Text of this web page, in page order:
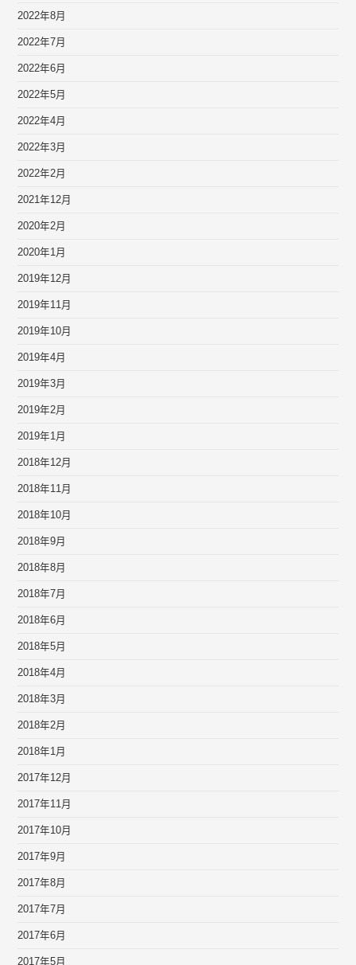
2022年8月
2022年7月
2022年6月
2022年5月
2022年4月
2022年3月
2022年2月
2021年12月
2020年2月
2020年1月
2019年12月
2019年11月
2019年10月
2019年4月
2019年3月
2019年2月
2019年1月
2018年12月
2018年11月
2018年10月
2018年9月
2018年8月
2018年7月
2018年6月
2018年5月
2018年4月
2018年3月
2018年2月
2018年1月
2017年12月
2017年11月
2017年10月
2017年9月
2017年8月
2017年7月
2017年6月
2017年5月